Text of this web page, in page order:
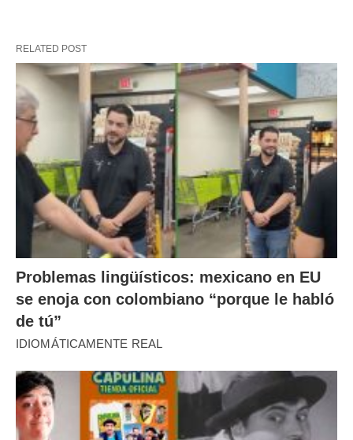
RELATED POST
Problemas lingüísticos: mexicano en EU
se enoja con colombiano “porque le habló
de tú”
IDIOMÁTICAMENTE REAL